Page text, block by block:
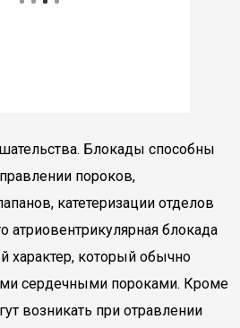
Блокады способны
пороков,
катетеризации отделов
атриовентрикулярная блокада
характер, который обычно
сердечными пороками. Кроме
возникать при отравлении